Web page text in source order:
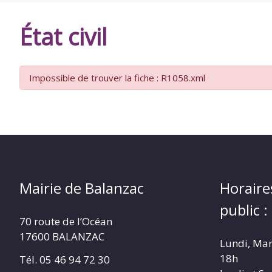
État civil
Impossible de trouver la fiche : R1058.xml
Mairie de Balanzac
70 route de l’Océan
17600 BALANZAC
Tél. 05 46 94 72 30
public :
Lundi,
18h